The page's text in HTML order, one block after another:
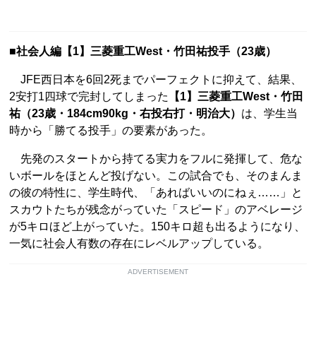
■社会人編【1】三菱重工West・竹田祐投手（23歳）
JFE西日本を6回2死までパーフェクトに抑えて、結果、
2安打1四球で完封してしまった
【1】三菱重工West・竹田
祐（23歳・184cm90kg・右投右打・明治大） は、学生当
時から「勝てる投手」の要素があった。
先発のスタートから持てる実力をフルに発揮して、危な
いボールをほとんど投げない。この試合でも、そのまんま
の彼の特性に、学生時代、「あればいいのにねぇ……」と
スカウトたちが残念がっていた「スピード」のアベレージ
が5キロほど上がっていた。150キロ超も出るようになり、
一気に社会人有数の存在にレベルアップしている。
ADVERTISEMENT